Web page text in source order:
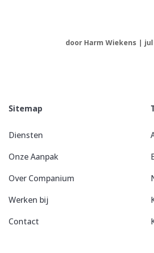
door Harm Wiekens | jul
Sitemap
Diensten
Onze Aanpak
Over Companium
Werken bij
Contact